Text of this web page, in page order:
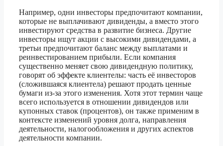
Например, одни инвесторы предпочитают компании,
которые не выплачивают дивиденды, а вместо этого
инвестируют средства в развитие бизнеса. Другие
инвесторы ищут акции с высокими дивидендами, а
третьи предпочитают баланс между выплатами и
реинвестированием прибыли. Если компания
существенно меняет свою дивидендную политику,
говорят об эффекте клиентелы: часть её инвесторов
(сложившаяся клиентела) решают продать ценные
бумаги из-за этого изменения. Хотя этот термин чаще
всего используется в отношении дивидендов или
купонных ставок (процентов), он также применим в
контексте изменений уровня долга, направления
деятельности, налогообложения и других аспектов
деятельности компании.